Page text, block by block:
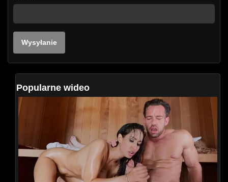
Popularne wideo